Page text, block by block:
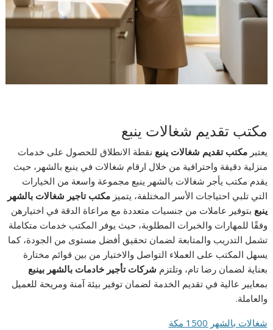
مكتب تقديم شغالات ينبع
يعتبرمكتب تقديم شغالات ينبع نقطة الانطلاق للحصول على خدمات
منزلية دقيقة واحترافية من خلال ارقام شغالات في ينبع بالشهر، حيث
يقدم مكتب يأجر شغالات بالشهر ينبع مجموعة واسعة من الخيارات
التي تلبي احتياجات الأسر المختلفة، يتميزمكتب تاجير شغالات بالشهر
ينبع بتوفير عاملات من جنسيات متعددة مع مراعاة الدقة في اختيارهن
وفقًا للمهارات والخبرات المطلوبة، حيث يوفر المكتب خدمات متكاملة
تشمل التدريب والمتابعة لضمان تحقيق أفضل مستوى من الجودة، كما
يسهل المكتب على العملاء التواصل والاختيار من بين قوائم مختارة
بعناية لضمان رضا تام، وتلتزم شركات تأجير خادمات بالشهر بينبع
بمعايير عالية في تقديم الخدمة لضمان توفير بيئة آمنة ومريحة للعميل
والعاملة.
شغالات بالشهر 1500 مكة